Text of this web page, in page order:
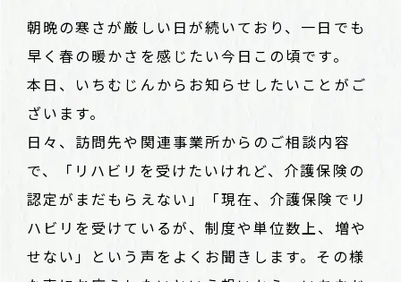
朝晩の寒さが厳しい日が続いており、一日でも
早く春の暖かさを感じたい今日この頃です。
本日、いちむじんからお知らせしたいことがご
ざいます。
日々、訪問先や関連事業所からのご相談内容
で、「リハビリを受けたいけれど、介護保険の
認定がまだもらえない」「現在、介護保険でリ
ハビリを受けているが、制度や単位数上、増や
せない」という声をよくお聞きします。その様